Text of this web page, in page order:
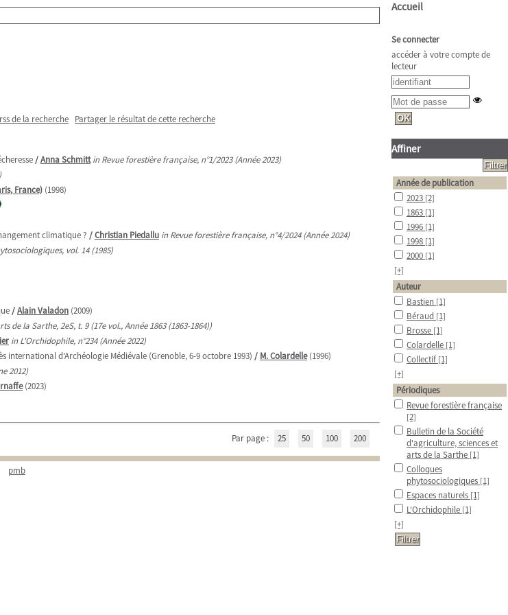
de la recherche Partager le résultat de cette recherche
/Anna Schmitt in Revue forestière française, n°1/2023 (Année 2023)
France) (1998)
climatique ? /Christian Piedallu in Revue forestière française, n°4/2024 (Année 2024)
vol. 14 (1985)
/Alain Valadon (2009)
la Sarthe, 2eS, t. 9 (17e vol., Année 1863 (1863-1864))
in L'Orchidophile, n°234 (Année 2022)
international d'Archéologie Médiévale (Grenoble, 6-9 octobre 1993) / M. Colardelle(1996)
2012)
(2023)
Par page : 25 50 100 200
pmb
Accueil
Se connecter
accéder à votre compte de
lecteur
Affiner
Année de publication
2023 [2]
1863 [1]
1996 [1]
1998 [1]
2000 [1]
[+]
Auteur
Bastien [1]
Béraud [1]
Brosse [1]
Colardelle [1]
Collectif [1]
[+]
Périodiques
Revue forestière française
[2]
Bulletin de la Société
d'agriculture, sciences et
arts de la Sarthe [1]
Colloques
phytosociologiques [1]
Espaces naturels [1]
L'Orchidophile [1]
[+]